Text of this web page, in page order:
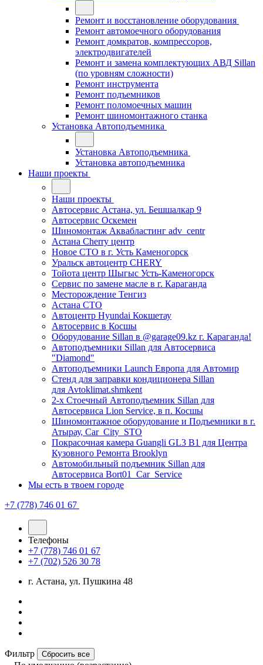
Ремонт и восстановление оборудования
Ремонт автомоечного оборудования
Ремонт домкратов, компрессоров,
электродвигателей
Ремонт и замена комплектующих АВД Sillan
(по уровням сложности)
Ремонт инструмента
Ремонт подъемников
Ремонт поломоечных машин
Ремонт шиномонтажного станка
Установка Автоподъемника
Установка Автоподъемника
Установка автоподъемника
Наши проекты
Наши проекты
Автосервис Астана, ул. Бешшалкар 9
Автосервис Оскемен
Шиномонтаж Аквабластинг adv_centr
Астана Cherry центр
Новое СТО в г. Усть Каменогорск
Уральск автоцентр CHERY
Тойота центр Шыгыс Усть-Каменогорск
Сервис по замене масле в г. Караганда
Месторождение Тенгиз
Астана СТО
Автоцентр Hyundai Кокшетау
Автосервис в Косшы
Оборудование Sillan в @garage09.kz г. Караганда!
Автоподъемники Sillan для Автосервиса
"Diamond"
Автоподъемники Launch Европа для Автомир
Стенд для заправки кондиционера Sillan
для Avtoklimat.shmkent
2-х Стоечный Автоподъемник Sillan для
Автосервиса Lion Service, в п. Косшы
Шиномонтажное оборудование и Подъемники в г.
Атырау, Car_City_STO
Покрасочная камера Guangli GL3 B1 для Центра
Кузовного Ремонта Brooklyn
Автомобильный подъемник Sillan для
Автосервиса Bort01_Car_Service
Мы есть в твоем городе
+7 (778) 746 01 67
Телефоны
+7 (778) 746 01 67
+7 (702) 526 30 78
г. Астана, ул. Пушкина 48
Фильтр Сбросить все